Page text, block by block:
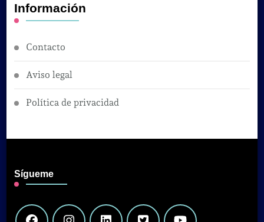
Información
Contacto
Aviso legal
Política de privacidad
Sígueme